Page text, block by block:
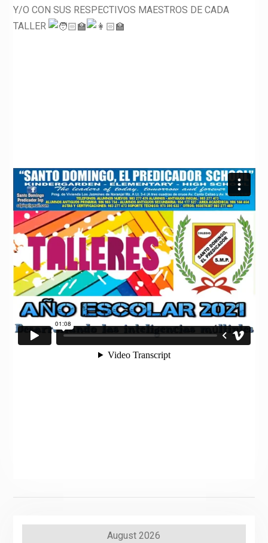
Y/O CON SUS RESPECTIVOS MAESTROS DE CADA
TALLER
August 2026